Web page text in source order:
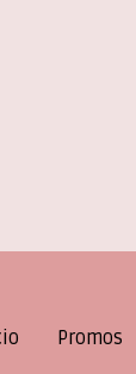
Promos